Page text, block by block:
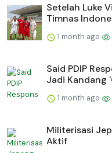
Setelah Luke
Timnas
1 month ago
Said PDIP
Jadi Kandang
1 month ago
Militerisasi
Aktif